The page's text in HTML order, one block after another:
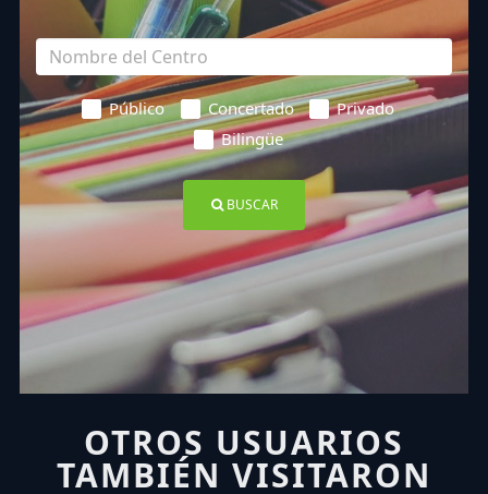
Público Concertado
Privado
Bilingüe
BUSCAR
OTROS USUARIOS
TAMBIÉN VISITARON